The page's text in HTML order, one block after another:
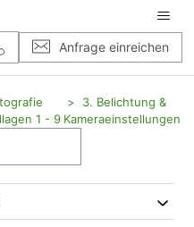
Anfrage einreichen
1 - 9
3. Belichtung &
Kameraeinstellungen